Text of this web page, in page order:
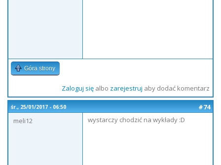
Góra strony
Zaloguj sięalbo zarejestruj aby dodać komentarz
śr., 25/01/2017 - 06:50
#74
meli12
wystarczy chodzić na wykłady :D